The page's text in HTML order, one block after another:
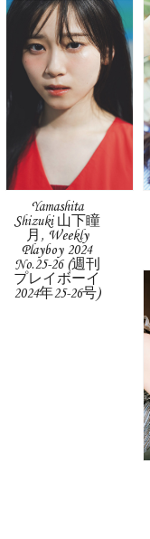
Yamashita
Shizuki 山下瞳
月, Weekly
Playboy 2024
No.25-26 (週刊
プレイボーイ
2024年25-26号)